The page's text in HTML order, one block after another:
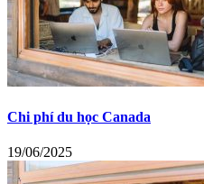
Chi phí du học Canada
19/06/2025